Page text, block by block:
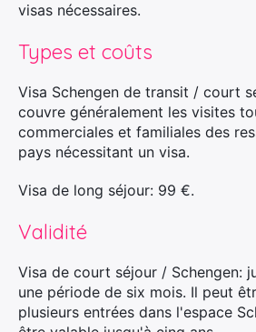
visas nécessaires.
Types et coûts
Visa Schengen de transit / court
couvre généralement les visites
commerciales et familiales des
pays nécessitant un visa.
Visa de long séjour: 99 €.
Validité
Visa de court séjour / Schengen:
une période de six mois. Il peut
plusieurs entrées dans l'espace